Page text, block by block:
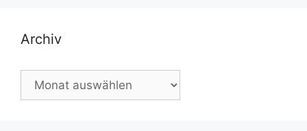
Archiv
Archiv